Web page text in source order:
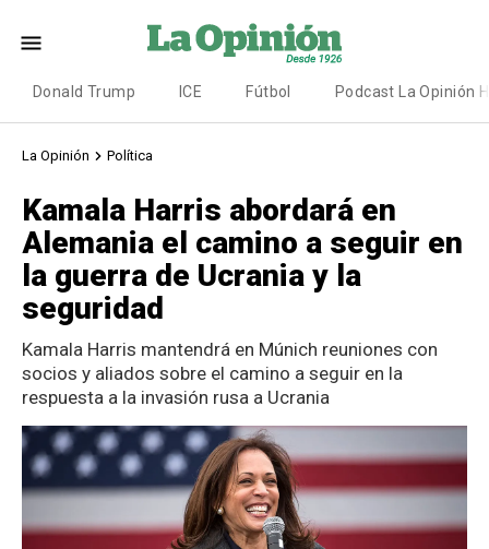
Donald Trump ICE Fútbol Podcast La Opinión
La Opinión Política
Kamala Harris abordará en
Alemania el camino a seguir en
la guerra de Ucrania y la
seguridad
Kamala Harris mantendrá en Múnich reuniones con
socios y aliados sobre el camino a seguir en la
respuesta a la invasión rusa a Ucrania